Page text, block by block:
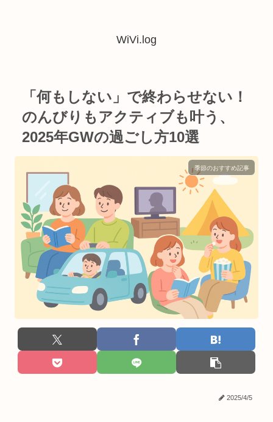
WiVi.log
「何もしない」で終わらせない！
のんびりもアクティブも叶う、
2025年GWの過ごし方10選
季節のおすすめ記事
2025/4/5